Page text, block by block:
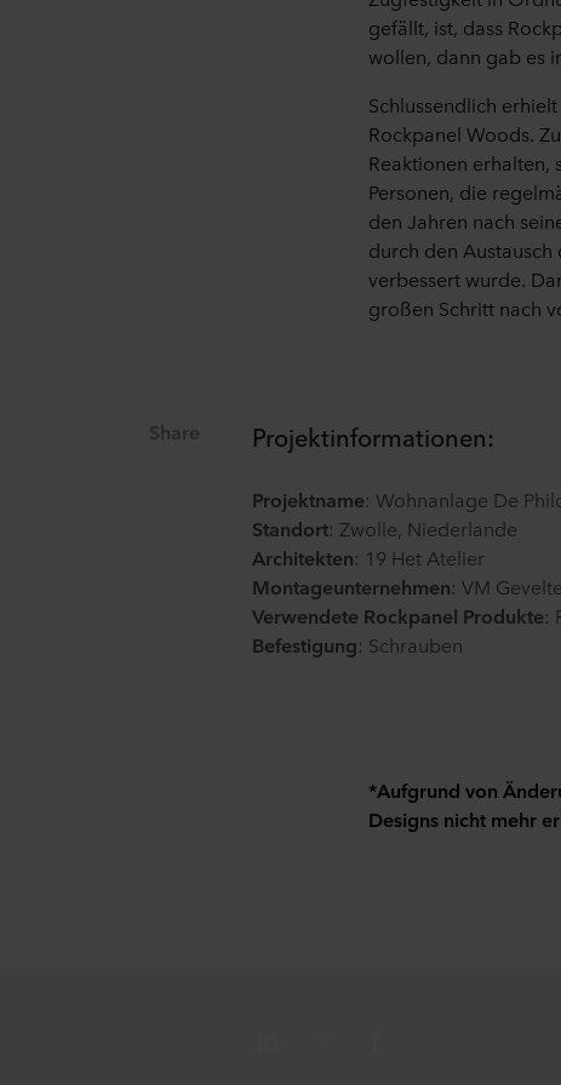
Möglicherweise sind unsere
in die Nutzung der
personenbezogenen Daten
Im Folgenden erfahren Sie
einzelnen Cookies setzt,
Cookies auf Ihrem Endgerät
Es steht Ihnen frei, welche
Sie können Ihre Einwilligung
Unternehmen für die
gefällt, ist, dass
wollen, dann gab es
Schlussendlich
Rockpanel Woods.
Reaktionen erhalten,
Personen, die
den Jahren nach
durch den
verbessert wurde.
großen Schritt nach
Share Projektinformationen:
Projektname: Wohnanlage De
Standort: Zwolle, Niederlande
Architekten: 19 Het Atelier
Montageunternehmen: VM
Verwendete Rockpanel Produkte:
Befestigung: Schrauben
*Aufgrund von
Designs nicht mehr